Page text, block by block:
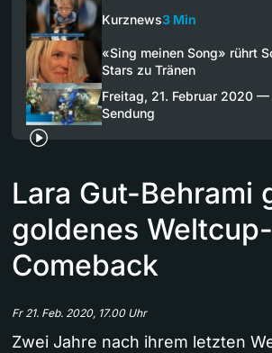
Kurznews3 Min
«Sing meinen Song» rührt
Stars zu Tränen
Freitag, 21. Februar 2020 —
Sendung
Lara Gut-Behrami
goldenes Weltcup-
Comeback
Fr 21. Feb. 2020, 17.00 Uhr
Zwei Jahre nach ihrem letzten